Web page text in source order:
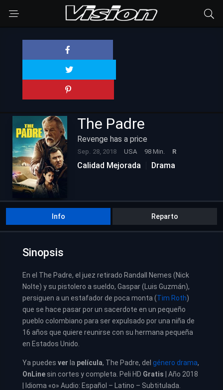
The Padre
Revenge has a price
Sep. 28, 2018 USA 98 Min. R
Calidad Mejorada Drama
Info Reparto
Sinopsis
En el The Padre, el juez retirado Randall Nemes (Nick
Nolte) y su pistolero a sueldo, Gaspar (Luis Guzmán),
persiguen a un estafador de poca monta (Tim Roth)
que se hace pasar por un sacerdote en un pequeño
pueblo colombiano para ser expulsado por una niña de
16 años que quiere reunirse con su hermana pequeña
en Estados Unido.
Ya puedes ver la película, The Padre, del género drama,
OnLine sin cortes y completa. Peli HD Gratis | Año 2018
| Idioma «o» Audio: Español – Latino – Subtitulada.